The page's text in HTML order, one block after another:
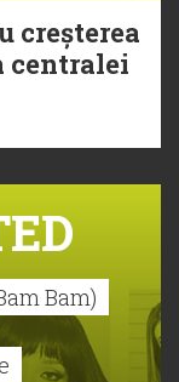
creșterea
centralei
Bam)